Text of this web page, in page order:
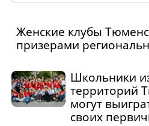
Женские клубы
призерами
Школьники
территорий
могут
своих